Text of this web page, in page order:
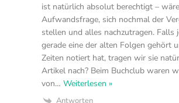
ist natürlich absolut berechtigt –
Aufwandsfrage, sich nochmal der
stellen und alles nachzutragen. Falls
gerade eine der alten Folgen gehört
Zeiten notiert hat, tragen wir sie
Artikel nach? Beim Buchclub waren
von… Weiterlesen »
Antworten